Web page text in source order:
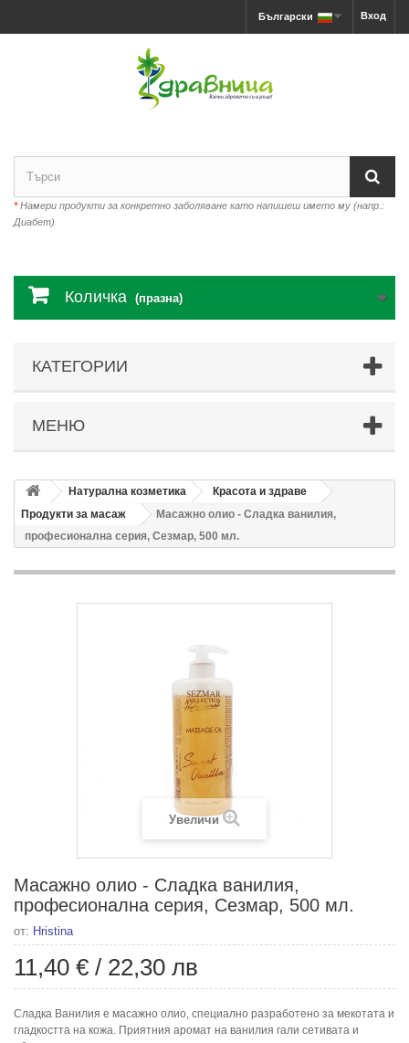
Вход
Български
*Намери продукти за конкретно заболяване като напишеш името му (напр.:
Диабет)
Количка (празна)
КАТЕГОРИИ
МЕНЮ
Натурална козметика
Красота и здраве
Продукти за масаж
Масажно олио - Сладка ванилия,
професионална серия, Сезмар, 500 мл.
Увеличи
Масажно олио - Сладка ванилия,
професионална серия, Сезмар, 500 мл.
от: Hristina
11,40 € / 22,30 лв
Сладка Ванилия е масажно олио, специално разработено за мекотата и
гладкостта на кожа. Приятния аромат на ванилия гали сетивата и